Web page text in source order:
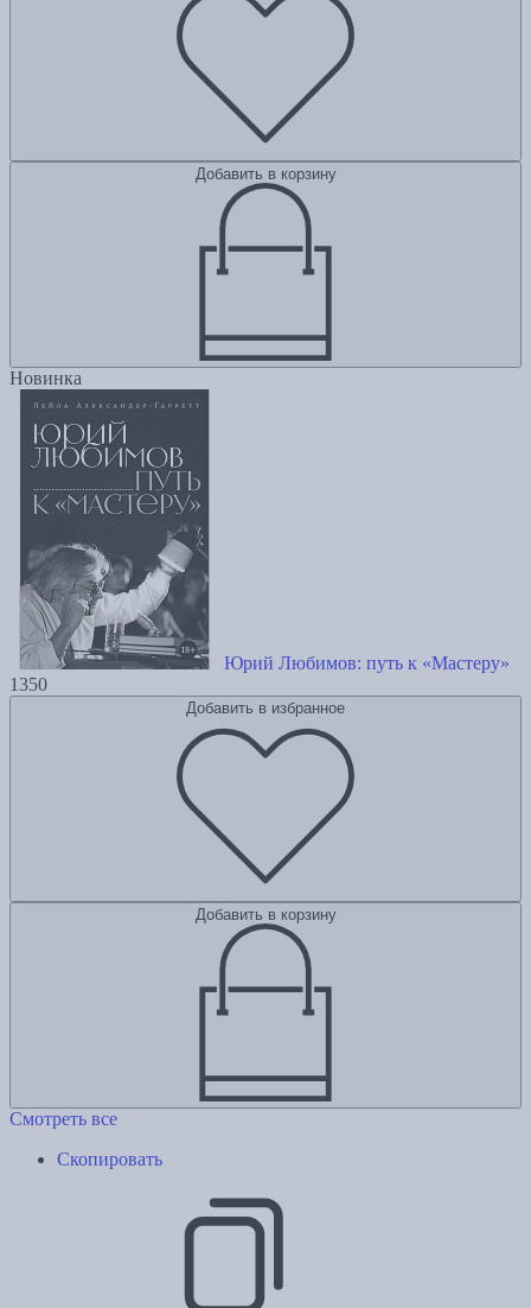
Добавить в корзину
Новинка
Юрий Любимов: путь к «Мастеру»
1350
Добавить в избранное
Добавить в корзину
Смотреть все
Скопировать